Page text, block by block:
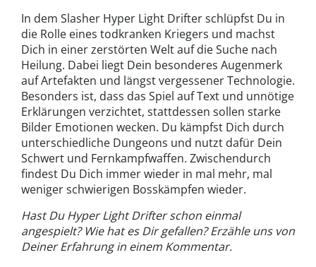
In dem Slasher Hyper Light Drifter schlüpfst Du in
die Rolle eines todkranken Kriegers und machst
Dich in einer zerstörten Welt auf die Suche nach
Heilung. Dabei liegt Dein besonderes Augenmerk
auf Artefakten und längst vergessener Technologie.
Besonders ist, dass das Spiel auf Text und unnötige
Erklärungen verzichtet, stattdessen sollen starke
Bilder Emotionen wecken. Du kämpfst Dich durch
unterschiedliche Dungeons und nutzt dafür Dein
Schwert und Fernkampfwaffen. Zwischendurch
findest Du Dich immer wieder in mal mehr, mal
weniger schwierigen Bosskämpfen wieder.
Hast Du Hyper Light Drifter schon einmal
angespielt? Wie hat es Dir gefallen? Erzähle uns von
Deiner Erfahrung in einem Kommentar.